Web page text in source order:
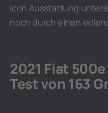
Icon Ausstattung
noch durch einen
2021 Fiat
Test von 163